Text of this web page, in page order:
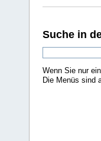
Suche in
Wenn Sie nur
Die Menüs sind